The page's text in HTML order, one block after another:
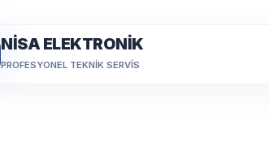
NİSA ELEKTRONİK
PROFESYONEL TEKNIK SERVIS